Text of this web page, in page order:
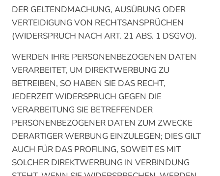
DER GELTENDMACHUNG, AUSÜBUNG ODER
VERTEIDIGUNG VON RECHTSANSPRÜCHEN
(WIDERSPRUCH NACH ART. 21 ABS. 1 DSGVO).
WERDEN IHRE PERSONENBEZOGENEN DATEN
VERARBEITET, UM DIREKTWERBUNG ZU
BETREIBEN, SO HABEN SIE DAS RECHT,
JEDERZEIT WIDERSPRUCH GEGEN DIE
VERARBEITUNG SIE BETREFFENDER
PERSONENBEZOGENER DATEN ZUM ZWECKE
DERARTIGER WERBUNG EINZULEGEN; DIES GILT
AUCH FÜR DAS PROFILING, SOWEIT ES MIT
SOLCHER DIREKTWERBUNG IN VERBINDUNG